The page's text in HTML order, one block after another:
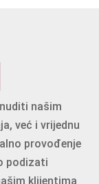
našim
već i vrijednu
provođenje
podizati
klijentima